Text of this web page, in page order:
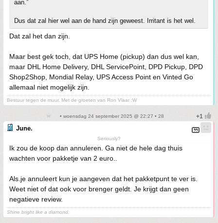
aan.”
Dus dat zal hier wel aan de hand zijn geweest. Irritant is het wel.
Dat zal het dan zijn.
Maar best gek toch, dat UPS Home (pickup) dan dus wel kan,
maar DHL Home Delivery, DHL ServicePoint, DPD Pickup, DPD
Shop2Shop, Mondial Relay, UPS Access Point en Vinted Go
allemaal niet mogelijk zijn.
Bestuur tegen de muur. Met de groeten van Ron Vlaar :W
• woensdag 24 september 2025 @ 22:27 • 28
June.
Seriously?
Ik zou de koop dan annuleren. Ga niet de hele dag thuis
wachten voor pakketje van 2 euro..
Als.je annuleert kun je aangeven dat het pakketpunt te ver is.
Weet niet of dat ook voor brenger geldt. Je krijgt dan geen
negatieve review.
Shine bright like a diamond.